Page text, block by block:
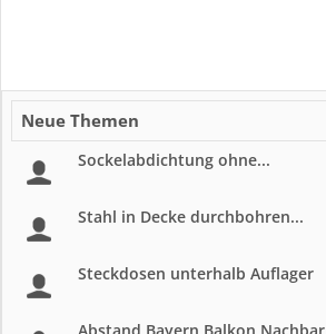
Neue Themen
Sockelabdichtung ohne...
Stahl in Decke durchbohren...
Steckdosen unterhalb Auflager